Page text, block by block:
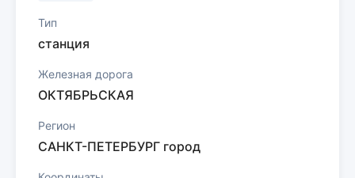
Тип
станция
Железная дорога
ОКТЯБРЬСКАЯ
Регион
САНКТ-ПЕТЕРБУРГ город